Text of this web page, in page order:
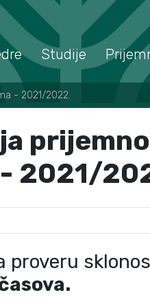
Studije
- 2021/2022.
- 2021/
proveru